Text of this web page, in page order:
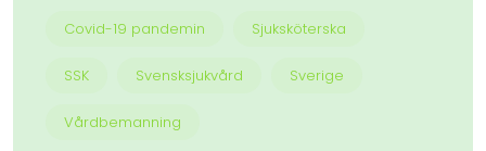
Covid-19 pandemin Sjuksköterska
SSK Svensksjukvård Sverige
Vårdbemanning